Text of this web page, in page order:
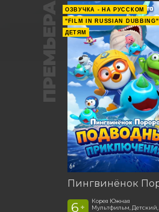
ПРЕМЬЕРА
ОЗВУЧКА - НА РУССКОМ
"FILM IN RUSSIAN DUBBING"
ДЕТЯМ
6 +
Корея Южная
Мультфильм, Детский,